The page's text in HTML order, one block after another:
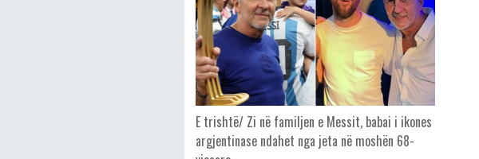
E trishtë/ Zi në familjen e Messit, babai i ikones
argjentinase ndahet nga jeta në moshën 68-